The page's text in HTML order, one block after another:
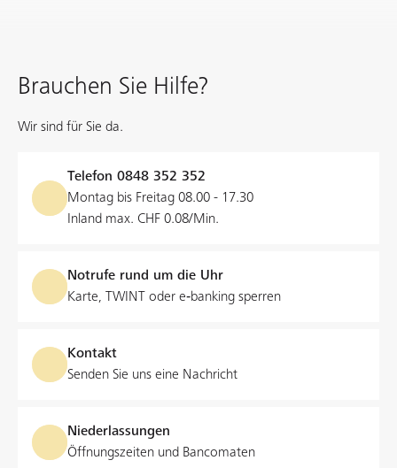
Brauchen Sie Hilfe?
Wir sind für Sie da.
Telefon 0848 352 352
Montag bis Freitag 08.00 - 17.30
Inland max. CHF 0.08/Min.
Notrufe rund um die Uhr
Karte, TWINT oder e‑banking sperren
Kontakt
Senden Sie uns eine Nachricht
Niederlassungen
Öffnungszeiten und Bancomaten